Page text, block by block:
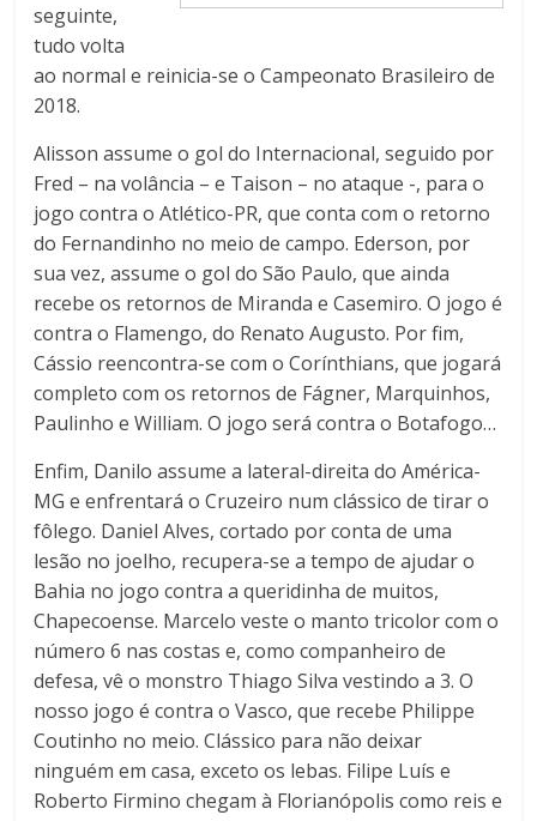
seguinte,
tudo volta
ao normal e reinicia-se o Campeonato Brasileiro de
2018.
Alisson assume o gol do Internacional, seguido por
Fred – na volância – e Taison – no ataque -, para o
jogo contra o Atlético-PR, que conta com o retorno
do Fernandinho no meio de campo. Ederson, por
sua vez, assume o gol do São Paulo, que ainda
recebe os retornos de Miranda e Casemiro. O jogo é
contra o Flamengo, do Renato Augusto. Por fim,
Cássio reencontra-se com o Corínthians, que jogará
completo com os retornos de Fágner, Marquinhos,
Paulinho e William. O jogo será contra o Botafogo…
Enfim, Danilo assume a lateral-direita do América-
MG e enfrentará o Cruzeiro num clássico de tirar o
fôlego. Daniel Alves, cortado por conta de uma
lesão no joelho, recupera-se a tempo de ajudar o
Bahia no jogo contra a queridinha de muitos,
Chapecoense. Marcelo veste o manto tricolor com o
número 6 nas costas e, como companheiro de
defesa, vê o monstro Thiago Silva vestindo a 3. O
nosso jogo é contra o Vasco, que recebe Philippe
Coutinho no meio. Clássico para não deixar
ninguém em casa, exceto os lebas. Filipe Luís e
Roberto Firmino chegam à Florianópolis como reis e